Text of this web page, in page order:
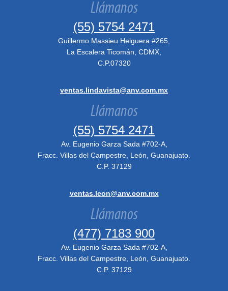
Llámanos
(55) 5754 2471
Guillermo Massieu Helguera #265,
La Escalera Ticomán, CDMX,
C.P.07320
ventas.lindavista@anv.com.mx
Llámanos
(55) 5754 2471
Av. Eugenio Garza Sada #702-A,
Fracc. Villas del Campestre, León, Guanajuato.
C.P. 37129
ventas.leon@anv.com.mx
Llámanos
(477) 7183 900
Av. Eugenio Garza Sada #702-A,
Fracc. Villas del Campestre, León, Guanajuato.
C.P. 37129